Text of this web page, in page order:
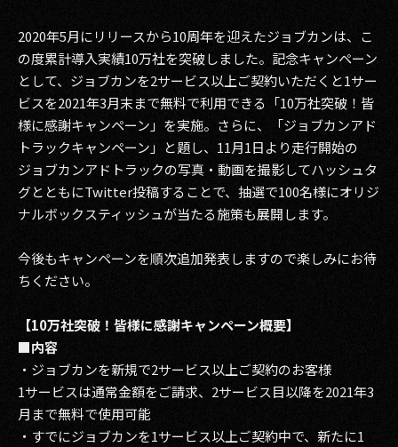
2022
2021
2020
2019
2018
2015
2013
2012
2020年5月にリリースから10周年を迎えたジョブカンは、こ
の度累計導入実績10万社を突破しました。記念キャンペーン
として、ジョブカンを2サービス以上ご契約いただくと1サー
ビスを2021年3月末まで無料で利用できる「10万社突破！皆
様に感謝キャンペーン」を実施。さらに、「ジョブカンアド
トラックキャンペーン」と題し、11月1日より走行開始の
ジョブカンアドトラックの写真・動画を撮影してハッシュタ
グとともにTwitter投稿することで、抽選で100名様にオリジ
ナルボックスティッシュが当たる施策も展開します。
今後もキャンペーンを順次追加発表しますので楽しみにお待
ちください。
【10万社突破！皆様に感謝キャンペーン概要】
■内容
・ジョブカンを新規で2サービス以上ご契約のお客様
1サービスは通常金額をご請求、2サービス目以降を2021年3
月まで無料で使用可能
・すでにジョブカンを1サービス以上ご契約中で、新たに1